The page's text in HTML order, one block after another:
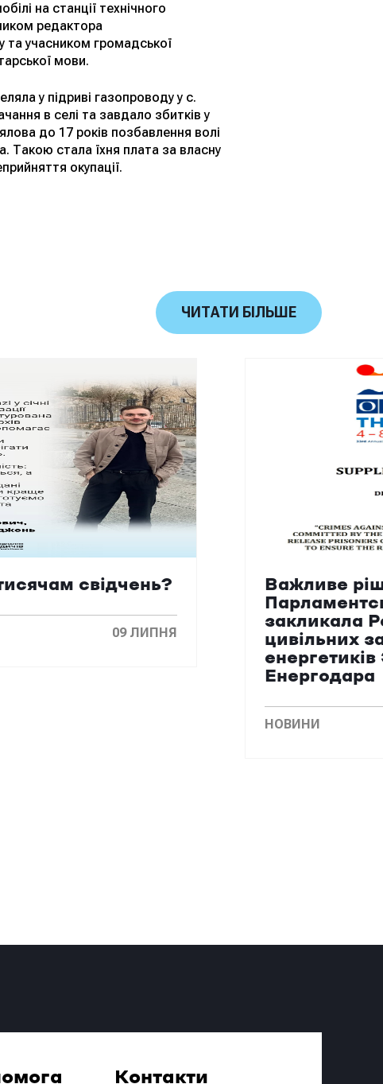
на станції технічного
редактора
та учасником громадської
мови.
у підриві газопроводу у с.
в селі та завдало збитків у
до 17 років позбавлення волі
Такою стала їхня плата за власну
окупації.
ЧИТАТИ БІЛЬШЕ
свідчень?
09 ЛИПНЯ
Важливе
закликала
цивільних
Енергодара
НОВИНИ
Контакти